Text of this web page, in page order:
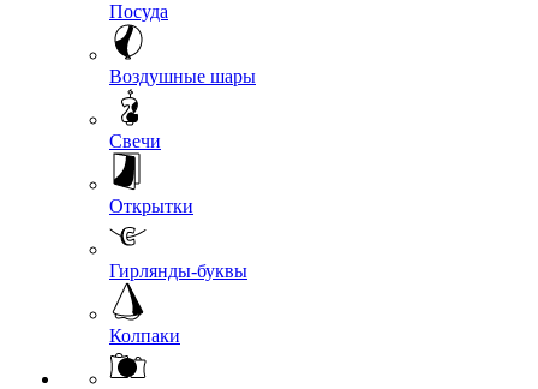
Посуда
Воздушные шары
Свечи
Открытки
Гирлянды-буквы
Колпаки